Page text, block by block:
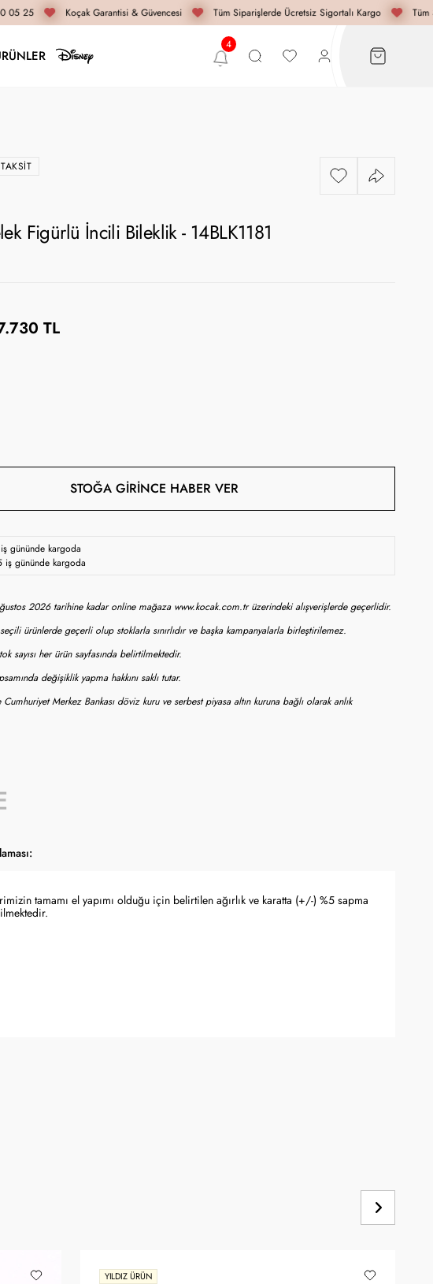
05 25 Koçak Garantisi & Güvencesi Tüm Siparişlerde Ücretsiz Sigortalı Kargo Tüm
Figürlü İncili Bileklik - 14BLK1181
TL
STOĞA GIRINCE HABER VER
gününde kargoda
iş gününde kargoda
2026 tarihine kadar online mağaza www.kocak.com.tr üzerindeki alışverişlerde geçerlidir.
ürünlerde geçerli olup stoklarla sınırlıdır ve başka kampanyalarla birleştirilemez.
sayısı her ürün sayfasında belirtilmektedir.
değişiklik yapma hakkını saklı tutar.
Merkez Bankası döviz kuru ve serbest piyasa altın kuruna bağlı olarak anlık
tamamı el yapımı olduğu için belirtilen ağırlık ve karatta (+/-) %5 sapma
YILDIZ ÜRÜN